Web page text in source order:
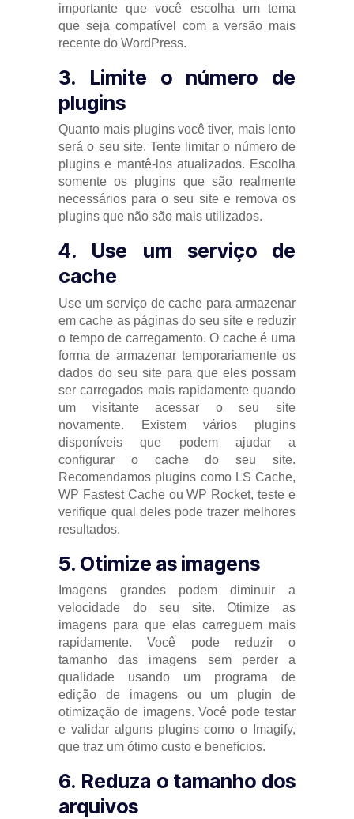
importante que você escolha um tema
que seja compatível com a versão mais
recente do WordPress.
3. Limite o número de
plugins
Quanto mais plugins você tiver, mais lento
será o seu site. Tente limitar o número de
plugins e mantê-los atualizados. Escolha
somente os plugins que são realmente
necessários para o seu site e remova os
plugins que não são mais utilizados.
4. Use um serviço de
cache
Use um serviço de cache para armazenar
em cache as páginas do seu site e reduzir
o tempo de carregamento. O cache é uma
forma de armazenar temporariamente os
dados do seu site para que eles possam
ser carregados mais rapidamente quando
um visitante acessar o seu site
novamente. Existem vários plugins
disponíveis que podem ajudar a
configurar o cache do seu site.
Recomendamos plugins como LS Cache,
WP Fastest Cache ou WP Rocket, teste e
verifique qual deles pode trazer melhores
resultados.
5. Otimize as imagens
Imagens grandes podem diminuir a
velocidade do seu site. Otimize as
imagens para que elas carreguem mais
rapidamente. Você pode reduzir o
tamanho das imagens sem perder a
qualidade usando um programa de
edição de imagens ou um plugin de
otimização de imagens. Você pode testar
e validar alguns plugins como o Imagify,
que traz um ótimo custo e benefícios.
6. Reduza o tamanho dos
arquivos